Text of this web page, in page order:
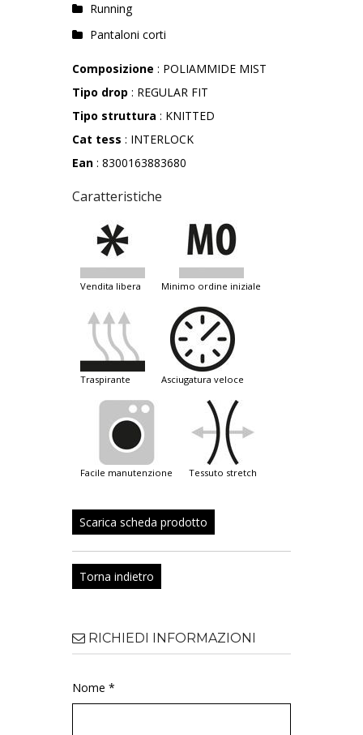
Running
Pantaloni corti
Composizione : POLIAMMIDE MIST
Tipo drop : REGULAR FIT
Tipo struttura : KNITTED
Cat tess : INTERLOCK
Ean : 8300163883680
Caratteristiche
vendita libera minimo ordine iniziale
traspirante asciugatura veloce
facile manutenzione tessuto stretch
Scarica scheda prodotto
Torna indietro
RICHIEDI INFORMAZIONI
Nome *